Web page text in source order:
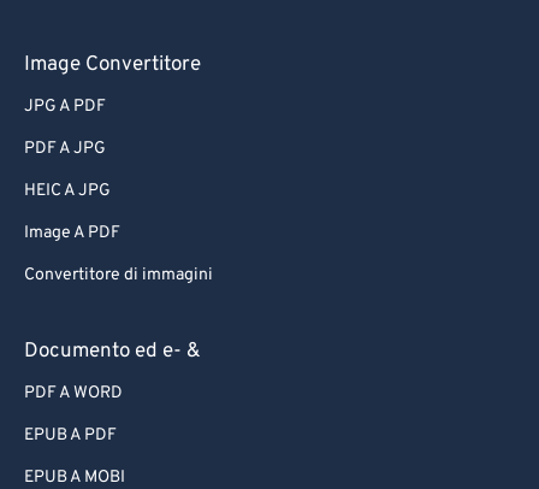
Image Convertitore
JPG A PDF
PDF A JPG
HEIC A JPG
Image A PDF
Convertitore di immagini
Documento ed e- &
PDF A WORD
EPUB A PDF
EPUB A MOBI